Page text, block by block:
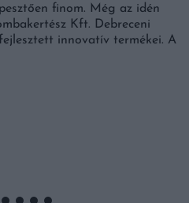
finom. Még az idén
Kft. Debreceni
innovatív termékei. A